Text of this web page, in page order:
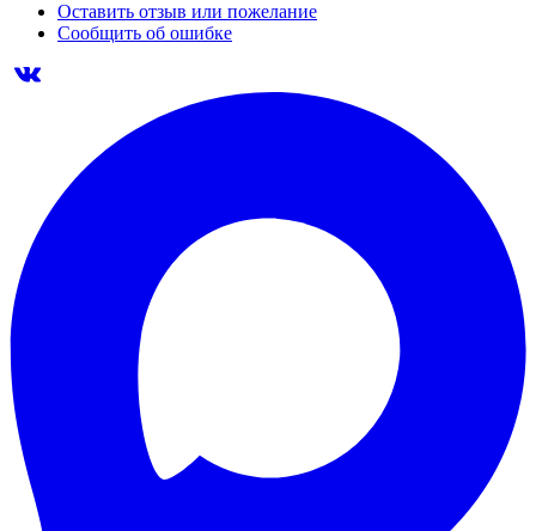
Оставить отзыв или пожелание
Сообщить об ошибке